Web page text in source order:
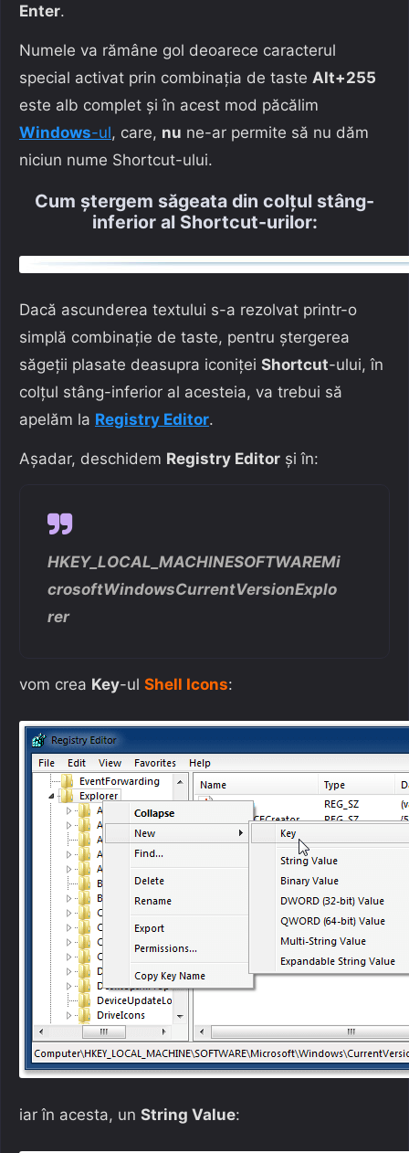
Enter.
Numele va rămâne gol deoarece caracterul
special activat prin combinația de taste Alt+255
este alb complet și în acest mod păcălim
Windows-ul, care, nu ne-ar permite să nu dăm
niciun nume Shortcut-ului.
Cum ștergem săgeata din colțul stâng-
inferior al Shortcut-urilor:
Dacă ascunderea textului s-a rezolvat printr-o
simplă combinație de taste, pentru ștergerea
săgeții plasate deasupra iconiței Shortcut-ului, în
colțul stâng-inferior al acesteia, va trebui să
apelăm la Registry Editor.
Așadar, deschidem Registry Editor și în:
HKEY_LOCAL_MACHINESOFTWAREMi
crosoftWindowsCurrentVersionExplo
rer
vom crea Key-ul Shell Icons:
iar în acesta, un String Value: